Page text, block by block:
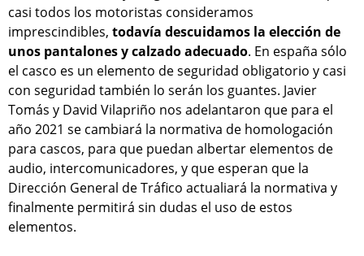
casi todos los motoristas consideramos
imprescindibles, todavía descuidamos la elección de
unos pantalones y calzado adecuado. En españa sólo
el casco es un elemento de seguridad obligatorio y casi
con seguridad también lo serán los guantes. Javier
Tomás y David Vilapriño nos adelantaron que para el
año 2021 se cambiará la normativa de homologación
para cascos, para que puedan albertar elementos de
audio, intercomunicadores, y que esperan que la
Dirección General de Tráfico actualiará la normativa y
finalmente permitirá sin dudas el uso de estos
elementos.